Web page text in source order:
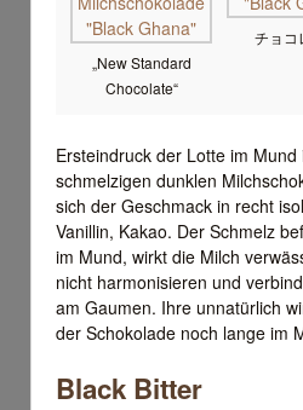
„New Standard
Chocolate“
チョコ
Ersteindruck der Lotte im
schmelzigen dunklen
sich der Geschmack in recht
Vanillin, Kakao. Der Schmelz
im Mund, wirkt die Milch
nicht harmonisieren und
am Gaumen. Ihre unnatürlich
der Schokolade noch lange im
Black Bitter